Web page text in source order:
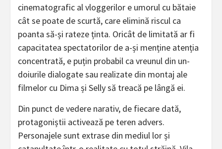
cinematografic al vloggerilor e umorul cu bătaie
cât se poate de scurtă, care elimină riscul ca
poanta să-și rateze ținta. Oricât de limitată ar fi
capacitatea spectatorilor de a-și menține atenția
concentrată, e puțin probabil ca vreunul din un-
doiurile dialogate sau realizate din montaj ale
filmelor cu Dima și Selly să treacă pe lângă ei.
Din punct de vedere narativ, de fiecare dată,
protagoniștii activează pe teren advers.
Personajele sunt extrase din mediul lor și